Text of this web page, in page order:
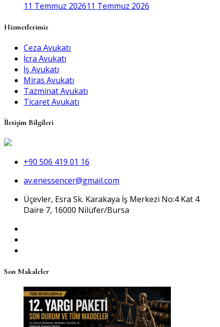
11 Temmuz 202611 Temmuz 2026
Hizmetlerimiz
Ceza Avukatı
İcra Avukatı
İş Avukatı
Miras Avukatı
Tazminat Avukatı
Ticaret Avukatı
İletişim Bilgileri
+90 506 419 01 16
av.enessencer@gmail.com
Üçevler, Esra Sk. Karakaya İş Merkezi No:4 Kat 4
Daire 7, 16000 Ni̇lüfer/Bursa
Son Makaleler